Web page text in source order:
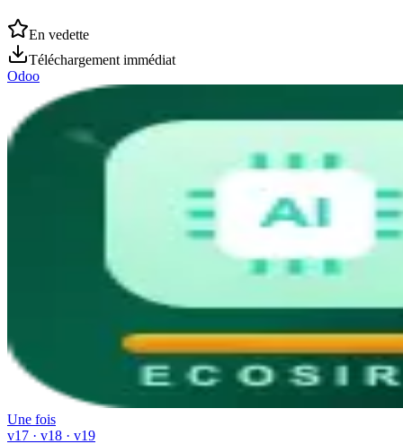
En vedette
Téléchargement immédiat
Odoo
Une fois
v17 · v18 · v19